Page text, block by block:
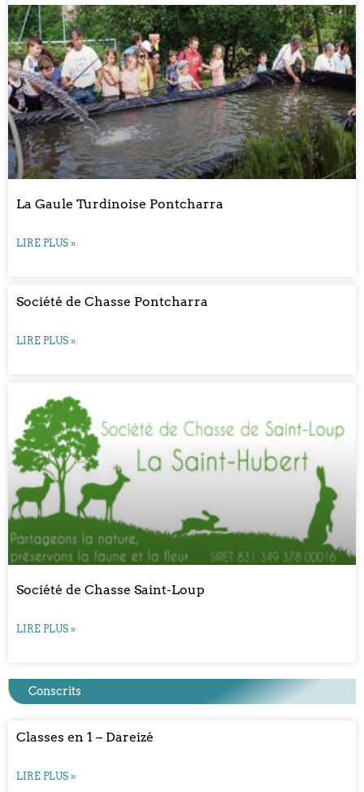
La Gaule Turdinoise Pontcharra
LIRE PLUS »
Société de Chasse Pontcharra
LIRE PLUS »
Société de Chasse Saint-Loup
LIRE PLUS »
Conscrits
Classes en 1 – Dareizé
LIRE PLUS »